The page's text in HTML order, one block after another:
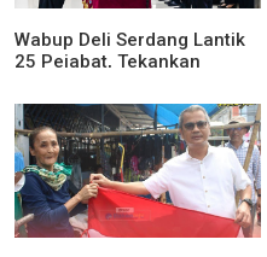
Wabup Deli Serdang Lantik
25 Pejabat, Tekankan
Cepat dan Humanis